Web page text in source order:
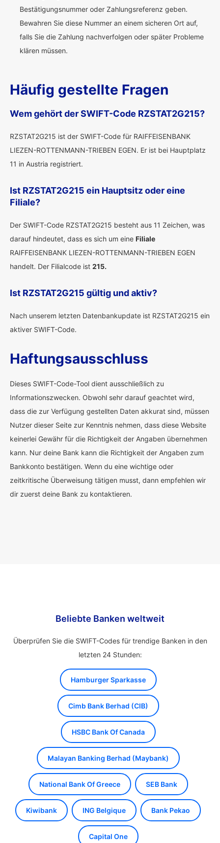
Bestätigungsnummer oder Zahlungsreferenz geben.
Bewahren Sie diese Nummer an einem sicheren Ort auf,
falls Sie die Zahlung nachverfolgen oder später Probleme
klären müssen.
Häufig gestellte Fragen
Wem gehört der SWIFT-Code RZSTAT2G215?
RZSTAT2G215 ist der SWIFT-Code für RAIFFEISENBANK
LIEZEN-ROTTENMANN-TRIEBEN EGEN. Er ist bei Hauptplatz
11 in Austria registriert.
Ist RZSTAT2G215 ein Hauptsitz oder eine
Filiale?
Der SWIFT-Code RZSTAT2G215 besteht aus 11 Zeichen, was
darauf hindeutet, dass es sich um eine Filiale
RAIFFEISENBANK LIEZEN-ROTTENMANN-TRIEBEN EGEN
handelt. Der Filialcode ist 215.
Ist RZSTAT2G215 gültig und aktiv?
Nach unserem letzten Datenbankupdate ist RZSTAT2G215 ein
aktiver SWIFT-Code.
Haftungsausschluss
Dieses SWIFT-Code-Tool dient ausschließlich zu
Informationszwecken. Obwohl sehr darauf geachtet wird,
dass die zur Verfügung gestellten Daten akkurat sind, müssen
Nutzer dieser Seite zur Kenntnis nehmen, dass diese Website
keinerlei Gewähr für die Richtigkeit der Angaben übernehmen
kann. Nur deine Bank kann die Richtigkeit der Angaben zum
Bankkonto bestätigen. Wenn du eine wichtige oder
zeitkritische Überweisung tätigen musst, dann empfehlen wir
dir zuerst deine Bank zu kontaktieren.
Beliebte Banken weltweit
Überprüfen Sie die SWIFT-Codes für trendige Banken in den
letzten 24 Stunden:
Hamburger Sparkasse
Cimb Bank Berhad (CIB)
HSBC Bank Of Canada
Malayan Banking Berhad (Maybank)
National Bank Of Greece SEB Bank
Kiwibank ING Belgique Bank Pekao
Capital One